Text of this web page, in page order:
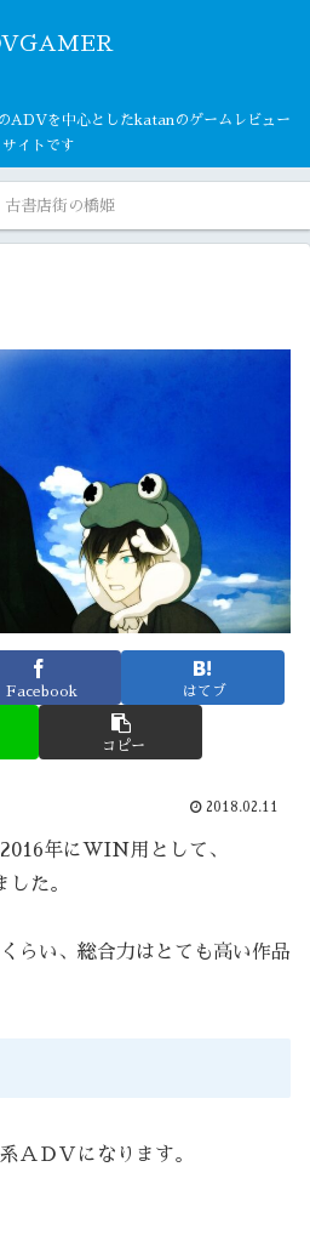
ADVを中心としたkatanのゲームレビュー
サイトです
古書店街の橋姫
Facebook はてブ
コピー
2018.02.11
年にWIN用として、
た。
らい、総合力はとても高い作品
ＡＤＶになります。